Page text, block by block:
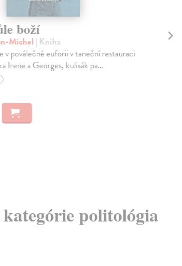
boží
Michel | Kniha
v poválečné euforii v taneční restauraci
Irene a Georges, kulisák pa...
politológia